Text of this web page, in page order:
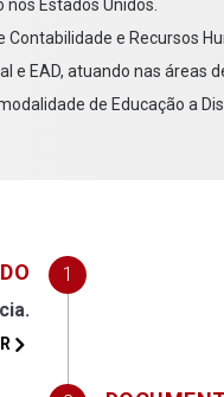
Estados Unidos.
e Recursos
EAD, atuando nas áreas
de Educação a